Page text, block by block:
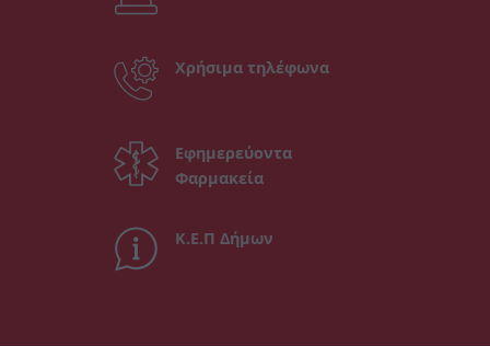
Χρήσιμα τηλέφωνα
Εφημερεύοντα
Φαρμακεία
Κ.Ε.Π Δήμων